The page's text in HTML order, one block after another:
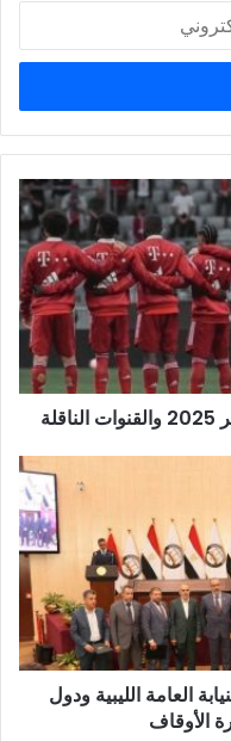
العامة الليبية ودول
الأوقاف